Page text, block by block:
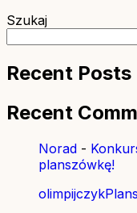
Szukaj
Recent Posts
Recent
Norad -
planszówkę!